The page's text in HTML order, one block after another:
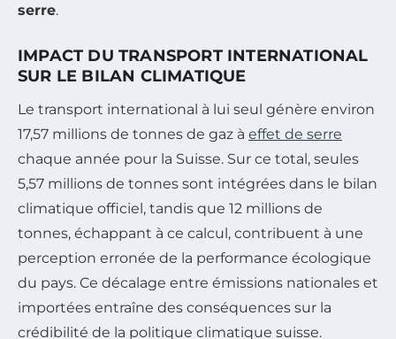
serre.
IMPACT DU TRANSPORT INTERNATIONAL
SUR LE BILAN CLIMATIQUE
Le transport international à lui seul génère environ
17,57 millions de tonnes de gaz à effet de serre
chaque année pour la Suisse. Sur ce total, seules
5,57 millions de tonnes sont intégrées dans le bilan
climatique officiel, tandis que 12 millions de
tonnes, échappant à ce calcul, contribuent à une
perception erronée de la performance écologique
du pays. Ce décalage entre émissions nationales et
importées entraîne des conséquences sur la
crédibilité de la politique climatique suisse.